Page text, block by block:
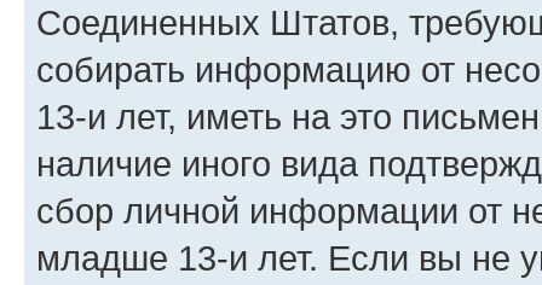
Соединенных Штатов,
собирать информацию от
13-и лет, иметь на это
наличие иного вида
сбор личной информации от
младше 13-и лет. Если вы не